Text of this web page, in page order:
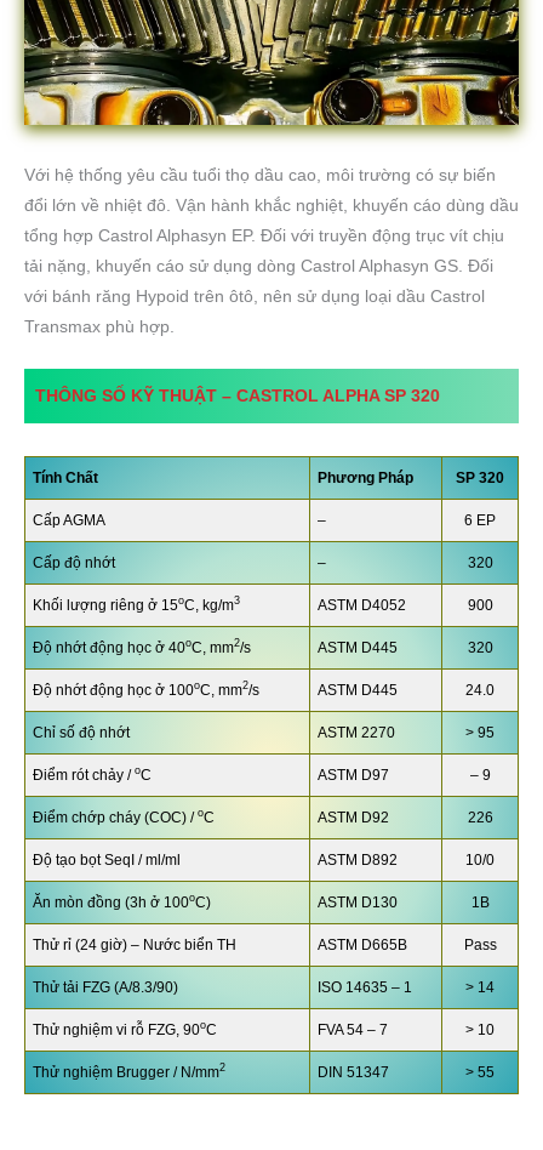
Với hệ thống yêu cầu tuổi thọ dầu cao, môi trường có sự biến
đổi lớn về nhiệt đô. Vận hành khắc nghiệt, khuyến cáo dùng dầu
tổng hợp Castrol Alphasyn EP. Đối với truyền động trục vít chịu
tải nặng, khuyến cáo sử dụng dòng Castrol Alphasyn GS. Đối
với bánh răng Hypoid trên ôtô, nên sử dụng loại dầu Castrol
Transmax phù hợp.
THÔNG SỐ KỸ THUẬT –CASTROL ALPHA SP 320
Tính Chất Phương Pháp SP 320
Cấp AGMA – 6 EP
Cấp độ nhớt – 320
Khối lượng riêng ở 15oC, kg/m3 ASTM D4052 900
Độ nhớt động học ở 40oC, mm2/s ASTM D445 320
Độ nhớt động học ở 100oC, mm2/s ASTM D445 24.0
Chỉ số độ nhớt ASTM 2270 > 95
Điểm rót chảy / oC ASTM D97 – 9
Điểm chớp cháy (COC) / oC ASTM D92 226
Độ tạo bọt SeqI / ml/ml ASTM D892 10/0
Ăn mòn đồng (3h ở 100oC) ASTM D130 1B
Thử rỉ (24 giờ) – Nước biển TH ASTM D665B Pass
Thử tải FZG (A/8.3/90) ISO 14635 – 1 > 14
Thử nghiệm vi rỗ FZG, 90oC FVA 54 – 7 > 10
Thử nghiệm Brugger / N/mm2 DIN 51347 > 55